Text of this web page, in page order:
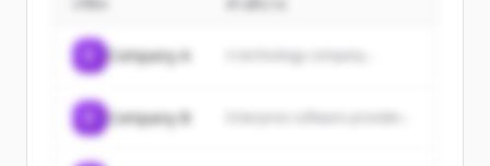
คำอธิบาย
Company A A technology company...
Company B